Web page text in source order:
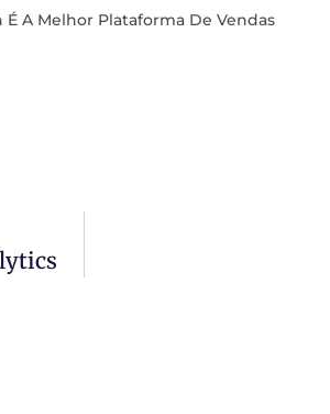
É A Melhor Plataforma De Vendas